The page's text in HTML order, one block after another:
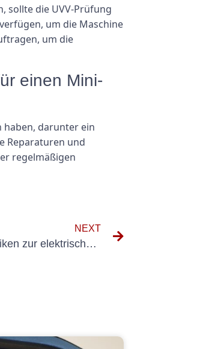
sollte die UVV-Prüfung
um die Maschine
um die
einen Mini-
haben, darunter ein
Reparaturen und
regelmäßigen
NEXT
Die Rolle der Schulung in den DGUV-Praktiken zur elektrischen Sicherheit